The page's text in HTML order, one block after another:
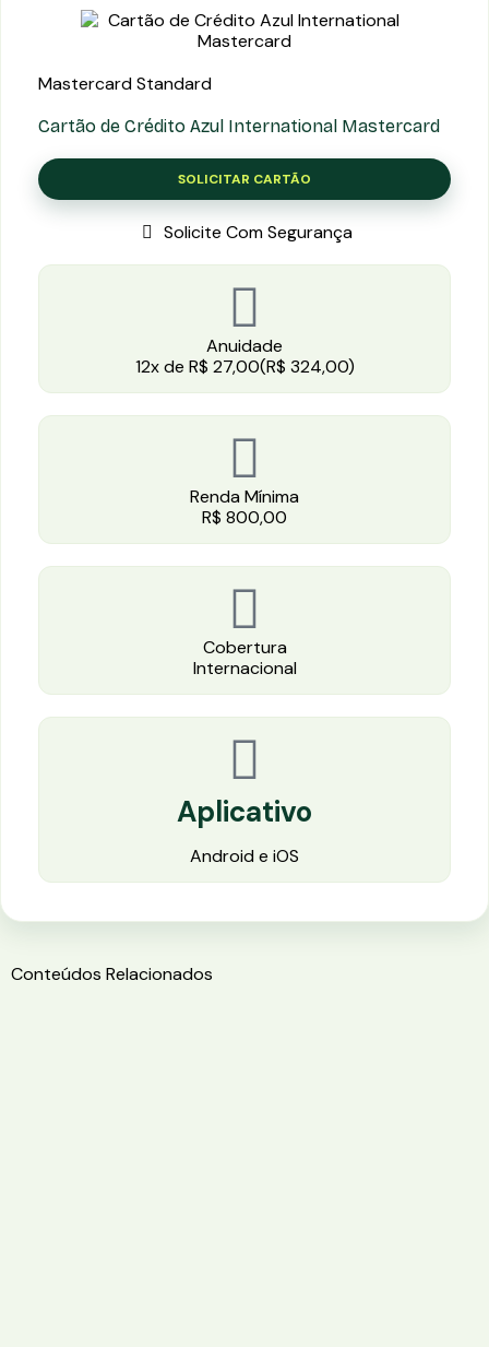
Mastercard Standard
Cartão de Crédito Azul International Mastercard
SOLICITAR CARTÃO
Solicite Com Segurança
Anuidade
12x de R$ 27,00(R$ 324,00)
Renda Mínima
R$ 800,00
Cobertura
Internacional
Aplicativo
Android e iOS
Conteúdos Relacionados